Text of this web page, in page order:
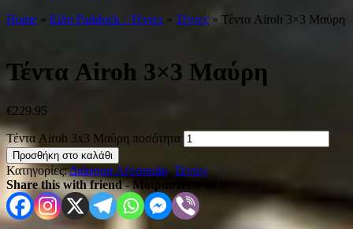
Home » Είδη Paddock - Τέντες » Τέντες » Τέντα Airoh 3×3 Μαύρη
Τέντα Airoh 3×3 Μαύρη
€229.95
Τέντα Airoh 3x3 Μαύρη ποσότητα
Προσθήκη στο καλάθι
Κατηγορίες:Διάφορα Αξεσουάρ, Τέντες
Share this with friend - Μοιραστείτε το !!